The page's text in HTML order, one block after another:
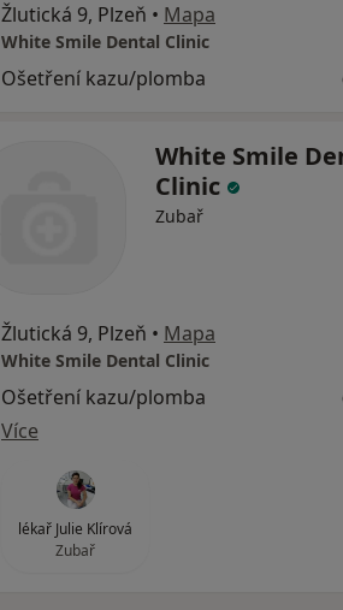
Žlutická 9, Plzeň • Mapa
White Smile Dental Clinic
Ošetření kazu/plomba
White Smile
Clinic
Zubař
Žlutická 9, Plzeň • Mapa
White Smile Dental Clinic
Ošetření kazu/plomba
Více
lékař Julie Klírová
Zubař